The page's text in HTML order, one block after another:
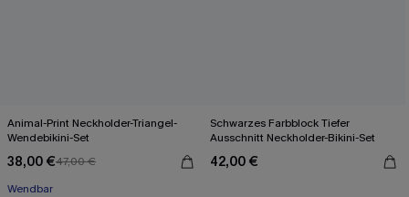
Animal-Print Neckholder-Triangel-
Wendebikini-Set
38,00 €47,00 €
Wendbar
Schwarzes Farbblock Tiefer
Ausschnitt Neckholder-Bikini-Set
42,00 €